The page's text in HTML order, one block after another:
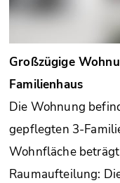
Großzügige
Familienhaus
Die Wohnung
gepflegten 3-
Wohnfläche
Raumaufteilung: